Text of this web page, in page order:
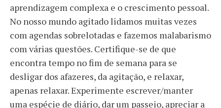
aprendizagem complexa e o crescimento pessoal.
No nosso mundo agitado lidamos muitas vezes
com agendas sobrelotadas e fazemos malabarismo
com várias questões. Certifique-se de que
encontra tempo no fim de semana para se
desligar dos afazeres, da agitação, e relaxar,
apenas relaxar. Experimente escrever/manter
uma espécie de diário, dar um passeio, apreciar a